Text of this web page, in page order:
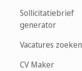
Sollicitatiebrief
generator
Vacatures zoeken
CV Maker